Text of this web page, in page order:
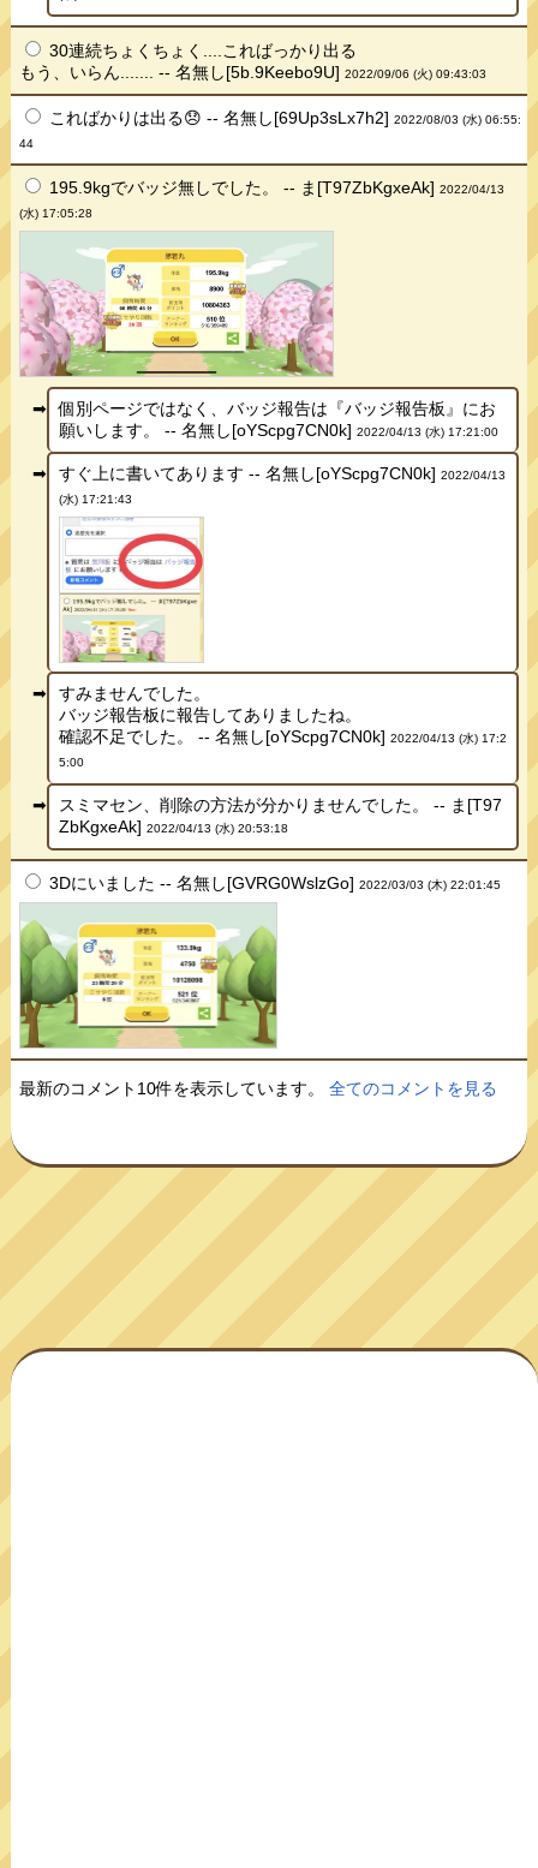
30連続ちょくちょく....こればっかり出る
もう、いらん....... -- 名無し[5b.9Keebo9U]2022/09/06 (火) 09:43:03
こればかりは出る😞 -- 名無し[69Up3sLx7h2]2022/08/03 (水) 06:55:
44
195.9kgでバッジ無しでした。 -- ま[T97ZbKgxeAk]2022/04/13
(水) 17:05:28
個別ページではなく、バッジ報告は『バッジ報告板』にお
願いします。 -- 名無し[oYScpg7CN0k] 2022/04/13 (水) 17:21:00
すぐ上に書いてあります -- 名無し[oYScpg7CN0k] 2022/04/13
(水) 17:21:43
すみませんでした。
バッジ報告板に報告してありましたね。
確認不足でした。 -- 名無し[oYScpg7CN0k] 2022/04/13 (水) 17:2
5:00
スミマセン、削除の方法が分かりませんでした。 -- ま[T97
ZbKgxeAk] 2022/04/13 (水) 20:53:18
3Dにいました -- 名無し[GVRG0WslzGo]2022/03/03 (木) 22:01:45
最新のコメント10件を表示しています。全てのコメントを見る